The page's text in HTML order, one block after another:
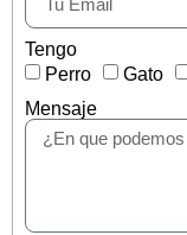
Tengo
Perro
Gato
Mensaje